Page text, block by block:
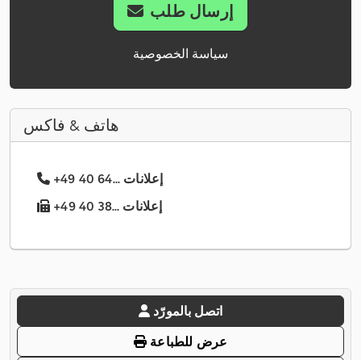
إرسال طلب
سياسة الخصوصية
هاتف & فاكس
+49 40 64... إعلانات
+49 40 38... إعلانات
اتصل بالمورّد
عرض للطباعة